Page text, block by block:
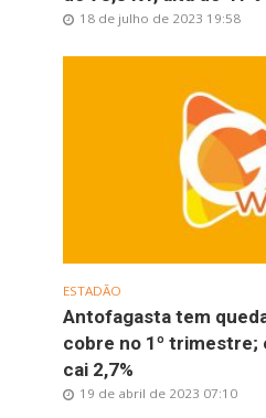
18 de julho de 2023 19:58
ESTADÃO
Antofagasta tem
cobre no 1º trimestre;
cai 2,7%
19 de abril de 2023 07:10